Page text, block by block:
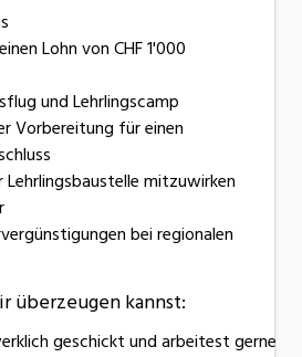
Lohn von CHF 1'000
und Lehrlingscamp
Vorbereitung für einen
mitzuwirken
bei regionalen
überzeugen kannst:
geschickt und arbeitest gerne